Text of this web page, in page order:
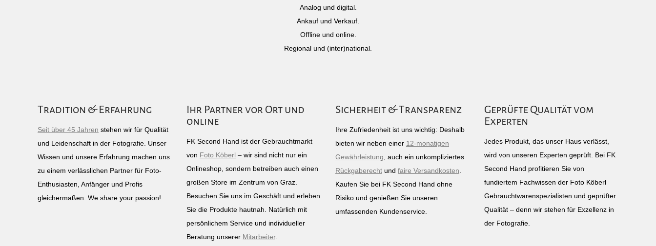
Analog und digital.
Ankauf und Verkauf.
Offline und online.
Regional und (inter)national.
Tradition & Erfahrung
Seit über 45 Jahren stehen wir für Qualität
und Leidenschaft in der Fotografie. Unser
Wissen und unsere Erfahrung machen uns
zu einem verlässlichen Partner für Foto-
Enthusiasten, Anfänger und Profis
gleichermaßen. We share your passion!
Ihr Partner vor Ort und
online
FK Second Hand ist der Gebrauchtmarkt
von Foto Köberl – wir sind nicht nur ein
Onlineshop, sondern betreiben auch einen
großen Store im Zentrum von Graz.
Besuchen Sie uns im Geschäft und erleben
Sie die Produkte hautnah. Natürlich mit
persönlichem Service und individueller
Beratung unserer Mitarbeiter.
Sicherheit & Transparenz
Ihre Zufriedenheit ist uns wichtig: Deshalb
bieten wir neben einer 12-monatigen
Gewährleistung , auch ein unkompliziertes
Rückgaberecht und faire Versandkosten
Kaufen Sie bei FK Second Hand ohne
Risiko und genießen Sie unseren
umfassenden Kundenservice.
Geprüfte Qualität vom
Experten
Jedes Produkt, das unser Haus verlässt,
wird von unseren Experten geprüft. Bei FK
Second Hand profitieren Sie von
fundiertem Fachwissen der Foto Köberl
Gebrauchtwarenspezialisten und geprüfter
Qualität – denn wir stehen für Exzellenz in
der Fotografie.